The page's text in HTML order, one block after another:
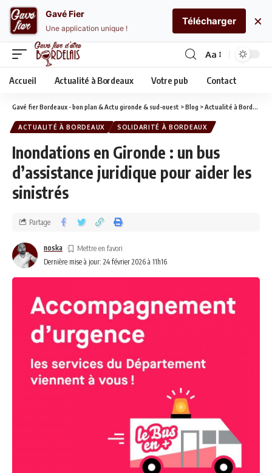
Aa
Accueil Actualité à Bordeaux Votre pub Contact
Gavé fier Bordeaux - bon plan & Actu gironde & sud-ouest >Blog >Actualité à Bordeaux
ACTUALITÉ À BORDEAUX SOLIDARITÉ À BORDEAUX
Inondations en Gironde : un bus
d’assistance juridique pour aider les
sinistrés
Dernière mise à jour: 24 février 2026 à 11h16
noska
Partage
Gavé Fier
Une application unique !
Télécharger ×